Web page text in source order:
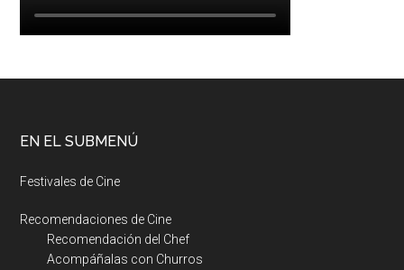
EN EL SUBMENÚ
Festivales de Cine
Recomendaciones de Cine
Recomendación del Chef
Acompáñalas con Churros